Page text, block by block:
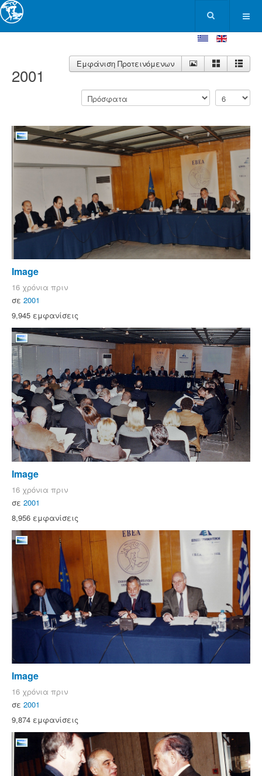
2001
Εμφάνιση Προτεινόμενων
Image
16 χρόνια πριν
σε 2001
9,945 εμφανίσεις
Image
16 χρόνια πριν
σε 2001
8,956 εμφανίσεις
Image
16 χρόνια πριν
σε 2001
9,874 εμφανίσεις